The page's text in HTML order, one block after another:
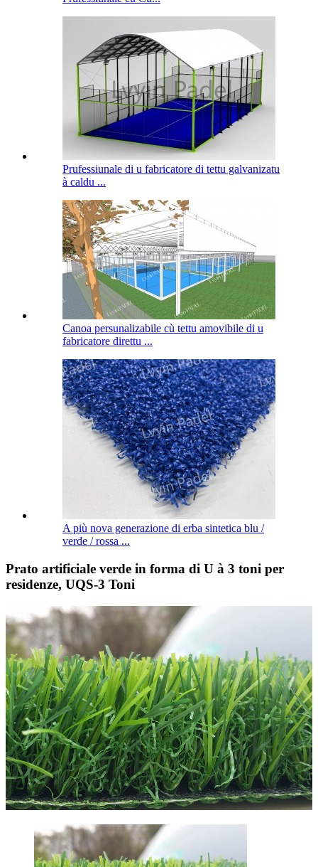
Prufessiunale di u fabricatore di tettu galvanizatu
à caldu ...
Canoa persunalizabile cù tettu amovibile di u
fabricatore direttu ...
A più nova generazione di erba sintetica blu /
verde / rossa ...
Prato artificiale verde in forma di U à 3 toni per
residenze, UQS-3 Toni